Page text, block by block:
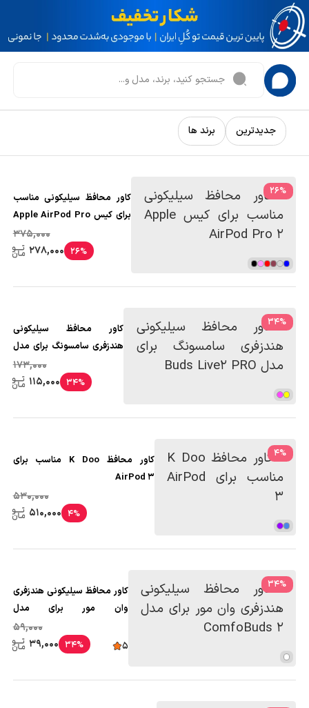
جدیدترین برند ها
%
26
کاور محافظ سیلیکونی مناسب
برای کیس Apple AirPod Pro
375,000
26%
278,000
%
34
کاور محافظ سیلیکونی
هندزفری سامسونگ برای مدل
173,000
34%
115,000
%
4
کاور محافظ K Doo مناسب برای
AirPod 3
530,000
4%
510,000
%
34
کاور محافظ سیلیکونی هندزفری
وان مور برای مدل
5
59,000
34%
39,000